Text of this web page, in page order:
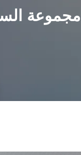
مجموعة